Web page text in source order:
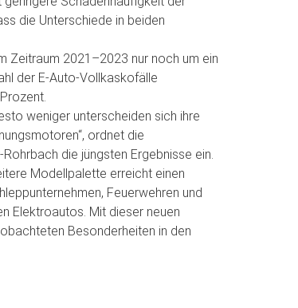
die Unterschiede in beiden
Zeitraum 2021–2023 nur noch um ein
der E-Auto-Vollkaskofälle
weniger unterscheiden sich ihre
ordnet die
die jüngsten Ergebnisse ein.
Modellpalette erreicht einen
Feuerwehren und
Elektroautos. Mit dieser neuen
Besonderheiten in den